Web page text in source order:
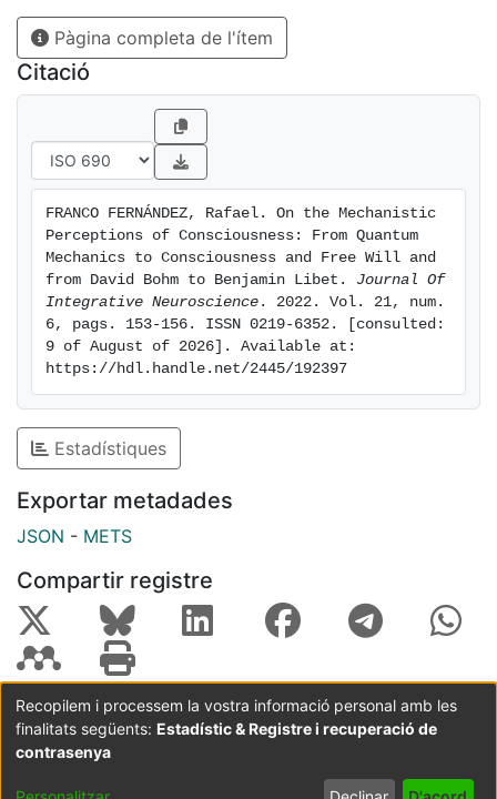
functional [2].
Pàgina completa de l'ítem
Citació
FRANCO FERNÁNDEZ, Rafael. On the Mechanistic
Perceptions of Consciousness: From Quantum
Mechanics to Consciousness and Free Will and
from David Bohm to Benjamin Libet. Journal Of
Integrative Neuroscience . 2022. Vol. 21, num.
6, pags. 153-156. ISSN 0219-6352. [consulted:
9 of August of 2026]. Available at:
https://hdl.handle.net/2445/192397
Estadístiques
Exportar metadades
JSON - METS
Compartir registre
Coordinació:CRAI UB Avís legal
Metadades
subjectes a:
Configuració
Recopilem i processem la vostra informació personal amb les
finalitats següents: Estadístic & Registre i recuperació de
contrasenya